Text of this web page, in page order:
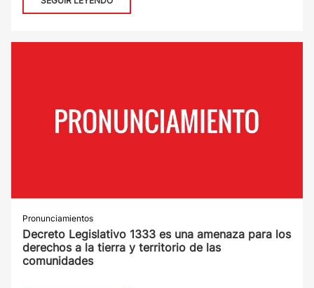
Pronunciamientos
Decreto Legislativo 1333 es una amenaza para los
derechos a la tierra y territorio de las
comunidades